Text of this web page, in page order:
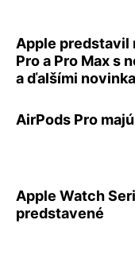
Apple predstavil
Pro a Pro Max s
a ďalšími
AirPods Pro
Apple Watch
predstavené